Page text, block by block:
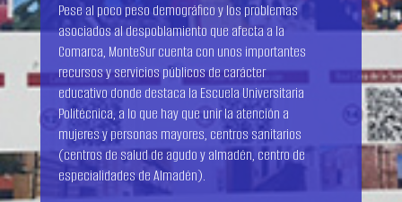
Pese al poco peso demográfico y los problemas
asociados al despoblamiento que afecta a la
Comarca, MonteSur cuenta con unos importantes
recursos y servicios públicos de carácter
educativo donde destaca la Escuela Universitaria
Politécnica, a lo que hay que unir la atención a
mujeres y personas mayores, centros sanitarios
(centros de salud de agudo y almadén, centro de
especialidades de Almadén).